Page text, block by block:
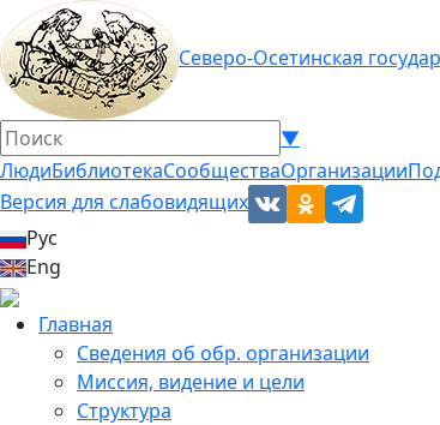
Северо-Осетинская
▼
ЛюдиБиблиотекаСообществаОрганизации
Версия для слабовидящих
Рус
Eng
Главная
Сведения об обр. организации
Миссия, видение и цели
Структура